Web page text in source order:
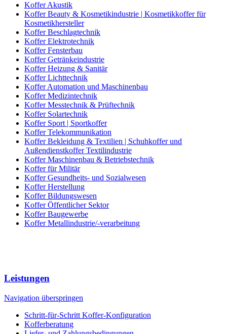
Koffer Akustik
Koffer Beauty & Kosmetikindustrie | Kosmetikkoffer für
Kosmetikhersteller
Koffer Beschlagtechnik
Koffer Elektrotechnik
Koffer Fensterbau
Koffer Getränkeindustrie
Koffer Heizung & Sanitär
Koffer Lichttechnik
Koffer Automation und Maschinenbau
Koffer Medizintechnik
Koffer Messtechnik & Prüftechnik
Koffer Solartechnik
Koffer Sport | Sportkoffer
Koffer Telekommunikation
Koffer Bekleidung & Textilien | Schuhkoffer und
Außendienstkoffer Textilindustrie
Koffer Maschinenbau & Betriebstechnik
Koffer für Militär
Koffer Gesundheits- und Sozialwesen
Koffer Herstellung
Koffer Bildungswesen
Koffer Öffentlicher Sektor
Koffer Baugewerbe
Koffer Metallindustrie/-verarbeitung
Leistungen
Navigation überspringen
Schritt-für-Schritt Koffer-Konfiguration
Kofferberatung